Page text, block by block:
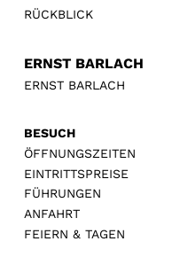
RÜCKBLICK
ERNST BARLACH
ERNST BARLACH
BESUCH
ÖFFNUNGSZEITEN
EINTRITTSPREISE
FÜHRUNGEN
ANFAHRT
FEIERN & TAGEN